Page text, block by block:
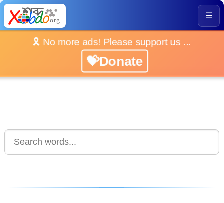
☰
🎗️ No more ads! Please support us ...
💝Donate